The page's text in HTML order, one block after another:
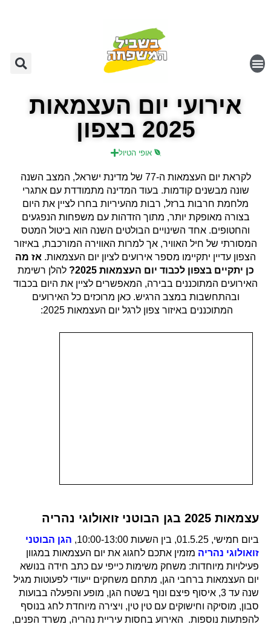
אירועי יום העצמאות
2025 בצפון
אופי הטיול
לקראת יום העצמאות ה-77 של מדינת ישראל, המצב השנה
שונה מבשנים קודמות. בעוד המדינה מתמודדת עם אתגרי
מלחמת חרבות ברזל, רבות מהעיריות בחרו לציין את היום
בצורה מאופקת יותר, מתוך הזדהות עם משפחות הנפגעים
והחטופים. אחד השינויים הבולטים השנה הוא ביטול המטס
המסורתי של חיל האוויר, אך למרות האווירה המורכבת, באיזור
הצפון עדיין יתקיימו מספר אירועים לציון יום העצמאות. אז מה
כן יתקיים בצפון לכבוד יום העצמאות 2025?
להלן רשימת
האירועים המתוכננים בבירה, המאפשרים לציין את היום בכבוד
ובהתחשבות במצב הרגיש. כאן מרוכזים כל האירועים
המתוכננים באיזור צפון לרגל יום העצמאות 2025:
עצמאות 2025 בגן הבוטני זואולוגי נהריה
ביום חמישי, 01.5.25, בין השעות 10:00-13:00,
הגן הבוטני
זואולוגי נהריה מזמין אתכם לחגוג את יום העצמאות במגוון
פעילויות מיוחדות: משחק משימות כייפי עם כתב חידה בנושא
יום העצמאות ברחבי הגן, מתחם משחקים ייעודי לפעוטות מגיל
שנה עד 3, איסוף פיצם ונוף בשטח הגן, מופע והפעלה בבועות
סבון, מוסיקה וחישוקים עם טין טין, ויצירה מיוחדת לחג בנוסף
להפתעות נוספות. האירוע בחסות עיריית נהריה, משרד הפנים,